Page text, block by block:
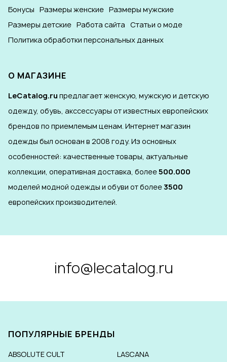
Бонусы Размеры женские Размеры мужские
Размеры детские Работа сайта Статьи о моде
Политика обработки персональных данных
О МАГАЗИНЕ
LeCatalog.ru предлагает женскую, мужскую и детскую
одежду, обувь, акссессуары от известных европейских
брендов по приемлемым ценам. Интернет магазин
одежды был основан в 2008 году. Из основных
особенностей: качественные товары, актуальные
коллекции, оперативная доставка, более500.000
моделей модной одежды и обуви от более3500
европейских производителей.
info@lecatalog.ru
ПОПУЛЯРНЫЕ БРЕНДЫ
ABSOLUTE CULT
LASCANA